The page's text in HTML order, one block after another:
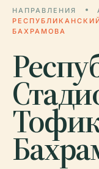
НАПРАВЛЕНИЯ
БАХРАМОВА